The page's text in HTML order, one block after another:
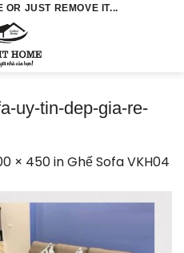
OR JUST REMOVE IT...
uy-tin-dep-gia-re-
× 450inGhế Sofa VKH04